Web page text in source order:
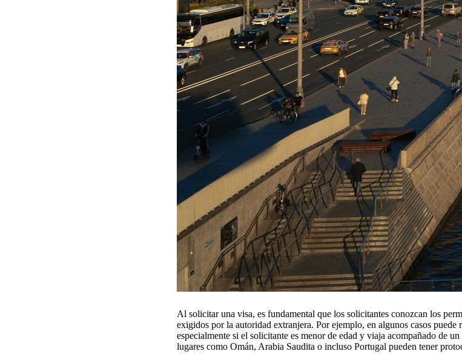
Al solicitar una visa, es fundamental que los solicitantes conozcan los
exigidos por la autoridad extranjera. Por ejemplo, en algunos casos puede
especialmente si el solicitante es menor de edad y viaja acompañado de
lugares como Omán, Arabia Saudita o incluso Portugal pueden tener